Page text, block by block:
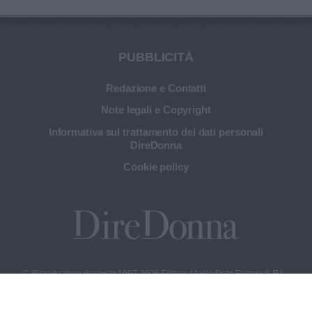
PUBBLICITÀ
Redazione e Contatti
Note legali e Copyright
Informativa sul trattamento dei dati personali
DireDonna
Cookie policy
© Riproduzione riservata 1997-2026 Editore Media Data Factory S.R.L.,